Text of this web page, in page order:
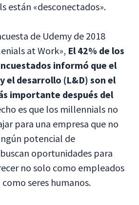
están «desconectados».
de Udemy de 2018
at Work», El 42% de los
informó que el
el desarrollo (L&D) son el
importante después del
es que los millennials no
para una empresa que no
potencial de
oportunidades para
no solo como empleados
seres humanos.